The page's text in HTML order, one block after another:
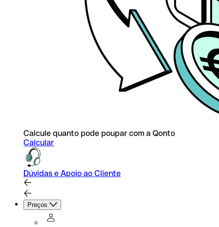
Calcule quanto pode poupar com a Qonto
Calcular
Dúvidas e Apoio ao Cliente
Preços